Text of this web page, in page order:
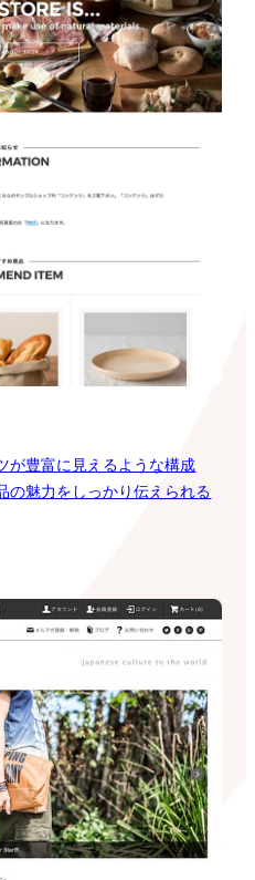
が豊富に見えるような構成
の魅力をしっかり伝えられる